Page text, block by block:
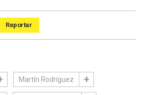
Reportar
Martín Rodríguez